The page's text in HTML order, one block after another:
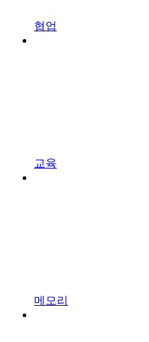
협업
교육
메모리